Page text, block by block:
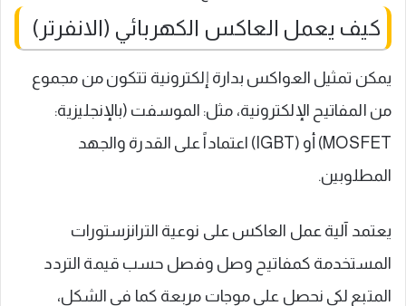
كيف يعمل العاكس الكهربائي (الانفرتر)
يمكن تمثيل العواكس بدارة إلكترونية تتكون من مجموع
من المفاتيح الإلكترونية، مثل: الموسفت (بالإنجليزية:
MOSFET) أو (IGBT) اعتماداً على القدرة والجهد
المطلوبين.
يعتمد آلية عمل العاكس على نوعية الترانزستورات
المستخدمة كمفاتيح وصل وفصل حسب قيمة التردد
المتبع لكي نحصل على موجات مربعة كما في الشكل،